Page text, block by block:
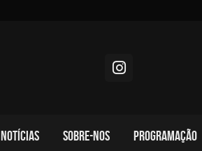
NOTÍCIAS SOBRE-NOS PROGRAMAÇÃO